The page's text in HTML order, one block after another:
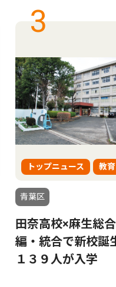
3
トップニュース 教育
青葉区
田奈高校×麻生総
編・統合で新校誕
１３９人が入学